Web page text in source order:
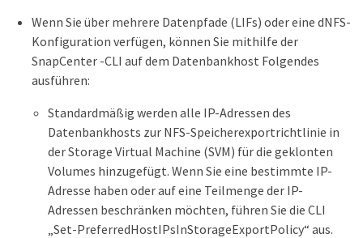
Wenn Sie über mehrere Datenpfade (LIFs) oder eine dNFS-
Konfiguration verfügen, können Sie mithilfe der
SnapCenter -CLI auf dem Datenbankhost Folgendes
ausführen:
Standardmäßig werden alle IP-Adressen des
Datenbankhosts zur NFS-Speicherexportrichtlinie in
der Storage Virtual Machine (SVM) für die geklonten
Volumes hinzugefügt. Wenn Sie eine bestimmte IP-
Adresse haben oder auf eine Teilmenge der IP-
Adressen beschränken möchten, führen Sie die CLI
„Set-PreferredHostIPsInStorageExportPolicy“ aus.